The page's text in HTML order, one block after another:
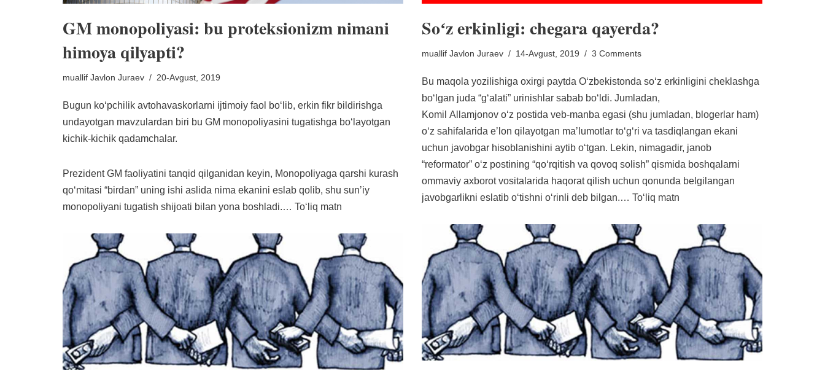
GM monopoliyasi: bu proteksionizm nimani
himoya qilyapti?
muallif Javlon Juraev 20-Avgust, 2019
Bugun koʻpchilik avtohavaskorlarni ijtimoiy faol boʻlib, erkin fikr bildirishga
undayotgan mavzulardan biri bu GM monopoliyasini tugatishga boʻlayotgan
kichik-kichik qadamchalar.
Prezident GM faoliyatini tanqid qilganidan keyin, Monopoliyaga qarshi kurash
qoʻmitasi “birdan” uning ishi aslida nima ekanini eslab qolib, shu sunʼiy
monopoliyani tugatish shijoati bilan yona boshladi.… Toʻliq matn
Soʻz erkinligi: chegara qayerda?
muallif Javlon Juraev 14-Avgust, 2019 3 Comments
Bu maqola yozilishiga oxirgi paytda Oʻzbekistonda soʻz erkinligini cheklashga
boʻlgan juda “gʻalati” urinishlar sabab boʻldi. Jumladan,
Komil Allamjonov oʻz postida veb-manba egasi (shu jumladan, blogerlar ham)
oʻz sahifalarida eʼlon qilayotgan maʼlumotlar toʻgʻri va tasdiqlangan ekani
uchun javobgar hisoblanishini aytib oʻtgan. Lekin, nimagadir, janob
“reformator” oʻz postining “qoʻrqitish va qovoq solish” qismida boshqalarni
ommaviy axborot vositalarida haqorat qilish uchun qonunda belgilangan
javobgarlikni eslatib oʻtishni oʻrinli deb bilgan.… Toʻliq matn